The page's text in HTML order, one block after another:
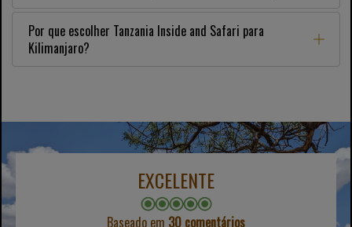
Por que escolher Tanzania Inside and Safari para
Kilimanjaro?
EXCELENTE
Baseado em 30 comentários